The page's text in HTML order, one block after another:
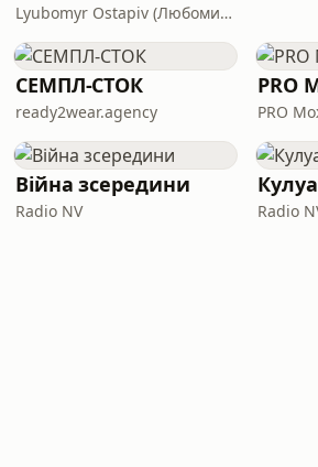
Lyubomyr Ostapiv (Любомир Остапів)
СЕМПЛ-СТОК
ready2wear.agency
PRO
PRO
Війна зсередини
Radio NV Radio